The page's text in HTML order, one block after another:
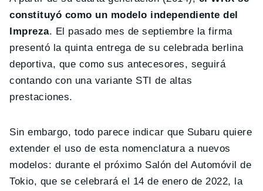
constituyó como un modelo independiente del
Impreza. El pasado mes de septiembre la firma
presentó la quinta entrega de su celebrada berlina
deportiva, que como sus antecesores, seguirá
contando con una variante STI de altas
prestaciones.
Sin embargo, todo parece indicar que Subaru quiere
extender el uso de esta nomenclatura a nuevos
modelos: durante el próximo Salón del Automóvil de
Tokio, que se celebrará el 14 de enero de 2022, la